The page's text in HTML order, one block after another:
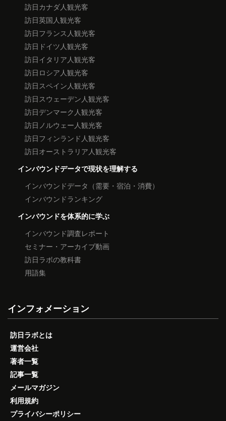
訪日カナダ人観光客
訪日英国人観光客
訪日フランス人観光客
訪日ドイツ人観光客
訪日イタリア人観光客
訪日ロシア人観光客
訪日スペイン人観光客
訪日スウェーデン人観光客
訪日デンマーク人観光客
訪日ノルウェー人観光客
訪日フィンランド人観光客
訪日オーストラリア人観光客
インバウンドデータで現状を理解する
インバウンドデータ（需要・宿泊・消費）
インバウンドランキング
インバウンドを体系的に学ぶ
インバウンド調査レポート
セミナー・アーカイブ動画
訪日ラボの教科書
用語集
インフォメーション
訪日ラボとは
運営会社
著者一覧
記事一覧
メールマガジン
利用規約
プライバシーポリシー